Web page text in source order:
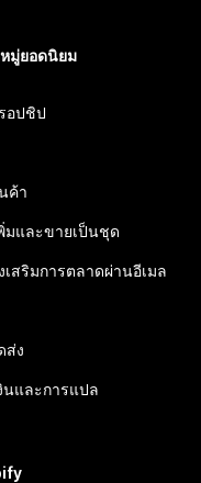
มู่ยอดนิยม
อปชิป
ค้า
มและขายเป็นชุด
เสริมการตลาดผ่านอีเมล
ส่ง
นและการแปล